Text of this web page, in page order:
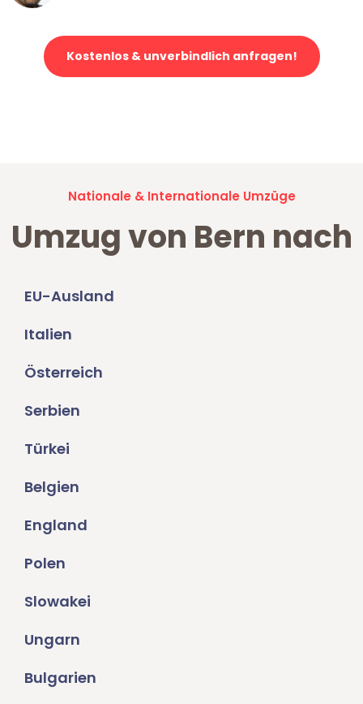
Kostenlos & unverbindlich anfragen!
Nationale & Internationale Umzüge
Umzug von Bern nach
EU-Ausland
Italien
Österreich
Serbien
Türkei
Belgien
England
Polen
Slowakei
Ungarn
Bulgarien